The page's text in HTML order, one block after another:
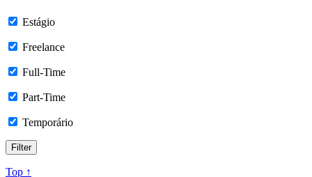
Estágio
Freelance
Full-Time
Part-Time
Temporário
Top ↑